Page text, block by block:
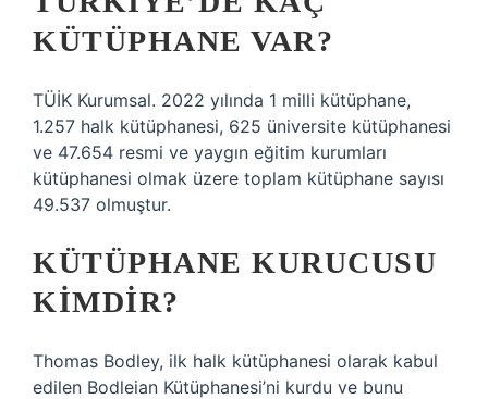
KÜTÜPHANE VAR?
TÜİK Kurumsal. 2022 yılında 1 milli kütüphane,
1.257 halk kütüphanesi, 625 üniversite kütüphanesi
ve 47.654 resmi ve yaygın eğitim kurumları
kütüphanesi olmak üzere toplam kütüphane sayısı
49.537 olmuştur.
KÜTÜPHANE KURUCUSU
KIMDIR?
Thomas Bodley, ilk halk kütüphanesi olarak kabul
edilen Bodleian Kütüphanesi’ni kurdu ve bunu